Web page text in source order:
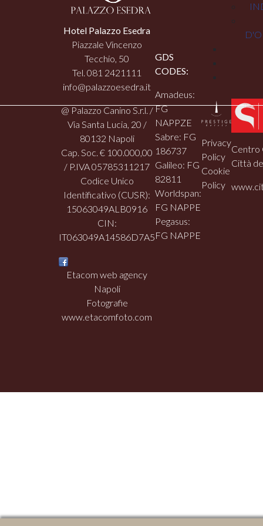
Hotel Palazzo Esedra
Piazzale Vincenzo
Tecchio, 50
Tel. 081 2421111
info@palazzoesedra.it
@ Palazzo Canino S.r.l. /
Via Santa Lucia, 20 /
80132 Napoli
Cap. Soc. € 100.000,00
/ P.IVA 05785311217
Codice Unico
Identificativo (CUSR):
15063049ALB0916
CIN:
IT063049A14586D7A5
Etacom web agency
Napoli
Fotografie
www.etacomfoto.com
GDS
CODES:
Amadeus:
FG
NAPPZE
Sabre: FG
186737
Galileo: FG
82811
Worldspan:
FG NAPPE
Pegasus:
FG NAPPE
Privacy
Policy
Cookie
Policy
Centro
Città